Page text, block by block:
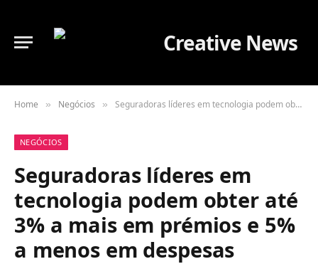
Home » Negócios » Seguradoras líderes em tecnologia podem obter até 3% a mais em prémios e 5% a menos em despesas
NEGÓCIOS
Seguradoras líderes em
tecnologia podem obter até
3% a mais em prémios e 5%
a menos em despesas